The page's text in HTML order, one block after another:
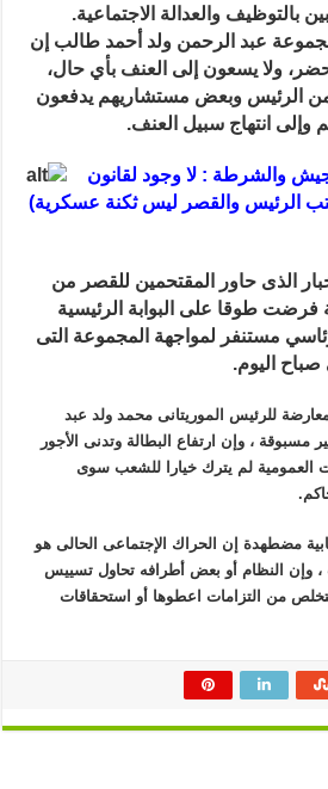
بالتوظيف والعدالة الاجتماعية.
عبد الرحمن ولد أحمد طالب إن
ولا يسعون إلى العنف بأي حال،
الرئيس وبعض مستشاريهم يدفعون
وإلى انتهاج سبيل العنف.
والشرطة : لا وجود لقانون
الرئيس والقصر ليس ثكنة عسكرية)
الذى حاور المقتحمين للقصر من
طوقا على البوابة الرئيسية
مستنفر لمواجهة المجموعة التى
اليوم.
للرئيس الموريتانى محمد ولد عبد
مسبوقة ، وإن ارتفاع البطالة وتدنى الأجور
العمومية لم يترك خيارا للشعب سوى
مضطهدة إن الحراك الإجتماعى الحالى هو
وإن النظام أو بعض أطرافه تحاول تسييس
لتخلص من التزامات اعطوها أو استحقاقات